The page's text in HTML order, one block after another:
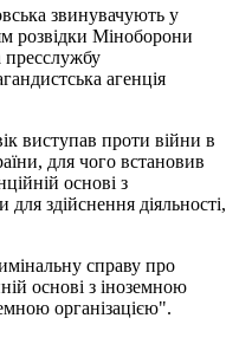
звинувачують у
розвідки Міноборони
агенція
виступав проти війни в
для чого встановив
основі з
здійснення діяльності,
справу про
основі з іноземною
організацією".